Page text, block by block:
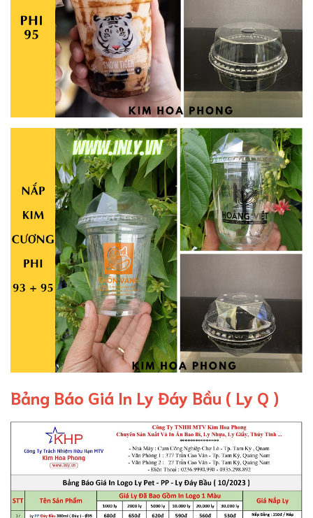
Bảng Báo Giá In Ly Đáy Bầu ( Ly Q )